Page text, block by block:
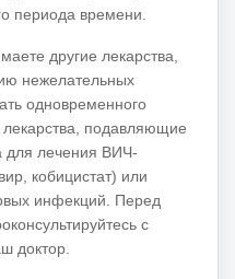
периода времени.
другие лекарства,
нежелательных
одновременного
подавляющие
для лечения ВИЧ-
кобицистат) или
инфекций. Перед
с
доктор.